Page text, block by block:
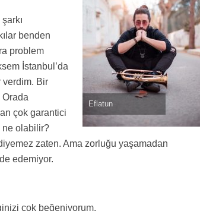
Eflatun
benden
problem
İstanbul’da
verdim. Bir
çok garantici
ne olabilir?
zaten. Ama zorluğu yaşamadan
edemiyor.
çok beğeniyorum.